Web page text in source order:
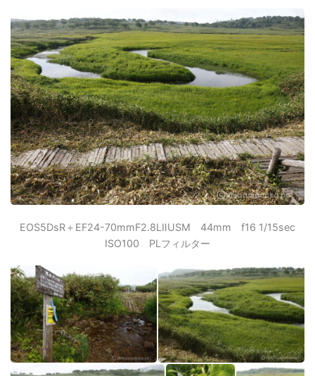
EOS5DsR＋EF24-70mmF2.8LⅡUSM 44mm f16 1/15sec
ISO100 PLフィルター